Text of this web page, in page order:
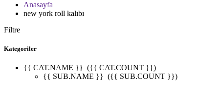
Anasayfa
new york roll kalıbı
Filtre
Kategoriler
{{ CAT.NAME }} ({{ CAT.COUNT }})
{{ SUB.NAME }} ({{ SUB.COUNT }})